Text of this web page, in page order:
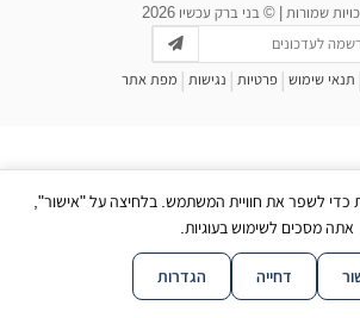
כדי לשפר את חוויית המשתמש. בלחיצה על "אישור",
אתה מסכים לשימוש בעוגיות.
דחייה הגדרות
שמורות | © בני ברק עכשיו 2026
תנאי שימוש | פרטיות | נגישות | מפת אתר